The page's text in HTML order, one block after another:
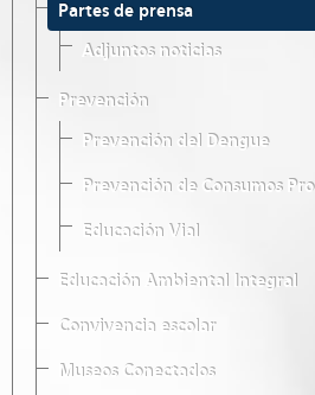
Partes de prensa
Adjuntos noticias
Prevención
Prevención del Dengue
Prevención de Consumos
Educación Vial
Educación Ambiental Integral
Convivencia escolar
Museos Conectados